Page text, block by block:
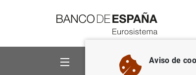
Sobre el Banco Aviso de